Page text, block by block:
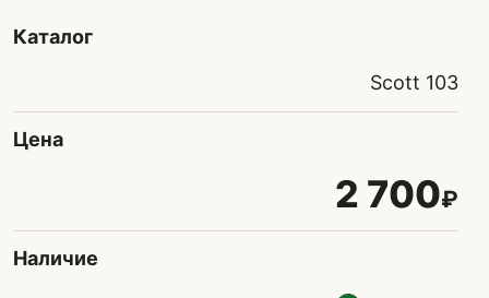
Каталог
Scott 103
Цена
2 700₽
Наличие